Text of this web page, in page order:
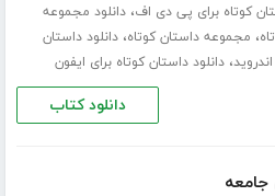
کوتاه برای پی دی اف،دانلود مجموعه
، مجموعه داستان کوتاه،دانلود داستان
،دانلود داستان کوتاه برای ایفون
دانلود کتاب
جامعه